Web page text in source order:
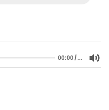
00:00/…